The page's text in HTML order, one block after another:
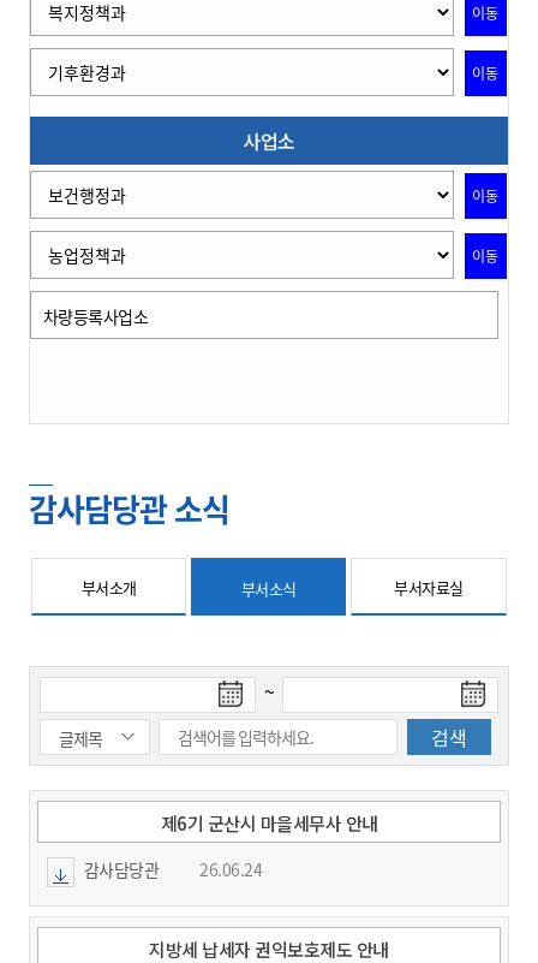
이동
이동
사업소
이동
이동
차량등록사업소
감사담당관 소식
부서소개 부서소식 부서자료실
색
시
일
~
색
종
일
제6기 군산시 마을세무사 안내
감사담당관 26.06.24
지방세 납세자 권익보호제도 안내